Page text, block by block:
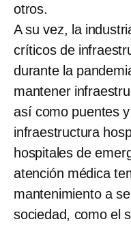
otros.
A su vez, la
críticos de
durante la
mantener
así como puentes
infraestructura
hospitales de
atención médica
mantenimiento a
sociedad, como el